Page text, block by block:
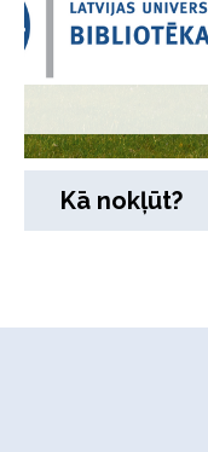
Kā nokļūt?